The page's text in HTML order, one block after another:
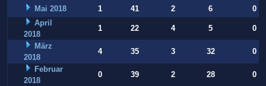
Mai 2018 1 41 2 6
0
April
2018
1 22 4 5
0
März
2018
4 35 3 32
0
Februar
2018
0 39 2 28
0